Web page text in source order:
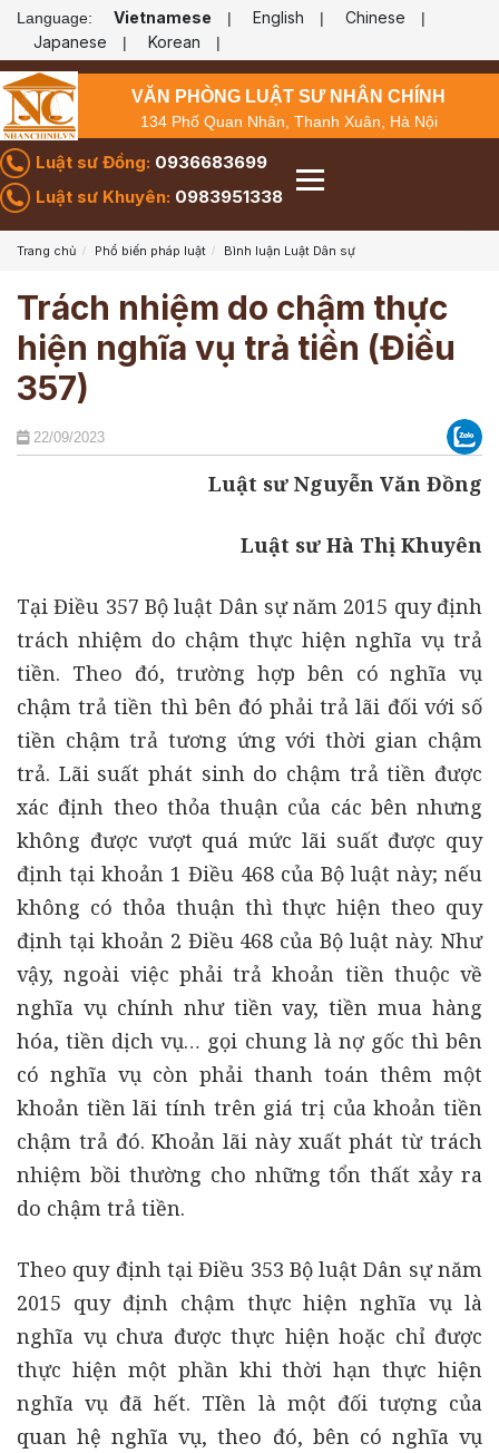
Language: Vietnamese | English | Chinese |
Japanese | Korean |
VĂN PHÒNG LUẬT SƯ NHÂN CHÍNH
134 Phố Quan Nhân, Thanh Xuân, Hà Nội
Luật sư Đồng: 0936683699
Luật sư Khuyên: 0983951338
Trang chủ Phổ biến pháp luật Bình luận Luật Dân sự
Trách nhiệm do chậm thực
hiện nghĩa vụ trả tiền (Điều
357)
22/09/2023
Luật sư Nguyễn Văn Đồng
Luật sư Hà Thị Khuyên
Tại Điều 357 Bộ luật Dân sự năm 2015 quy định
trách nhiệm do chậm thực hiện nghĩa vụ trả
tiền. Theo đó, trường hợp bên có nghĩa vụ
chậm trả tiền thì bên đó phải trả lãi đối với số
tiền chậm trả tương ứng với thời gian chậm
trả. Lãi suất phát sinh do chậm trả tiền được
xác định theo thỏa thuận của các bên nhưng
không được vượt quá mức lãi suất được quy
định tại khoản 1 Điều 468 của Bộ luật này; nếu
không có thỏa thuận thì thực hiện theo quy
định tại khoản 2 Điều 468 của Bộ luật này. Như
vậy, ngoài việc phải trả khoản tiền thuộc về
nghĩa vụ chính như tiền vay, tiền mua hàng
hóa, tiền dịch vụ… gọi chung là nợ gốc thì bên
có nghĩa vụ còn phải thanh toán thêm một
khoản tiền lãi tính trên giá trị của khoản tiền
chậm trả đó. Khoản lãi này xuất phát từ trách
nhiệm bồi thường cho những tổn thất xảy ra
do chậm trả tiền.
Theo quy định tại Điều 353 Bộ luật Dân sự năm
2015 quy định chậm thực hiện nghĩa vụ là
nghĩa vụ chưa được thực hiện hoặc chỉ được
thực hiện một phần khi thời hạn thực hiện
nghĩa vụ đã hết. TIền là một đối tượng của
quan hệ nghĩa vụ, theo đó, bên có nghĩa vụ